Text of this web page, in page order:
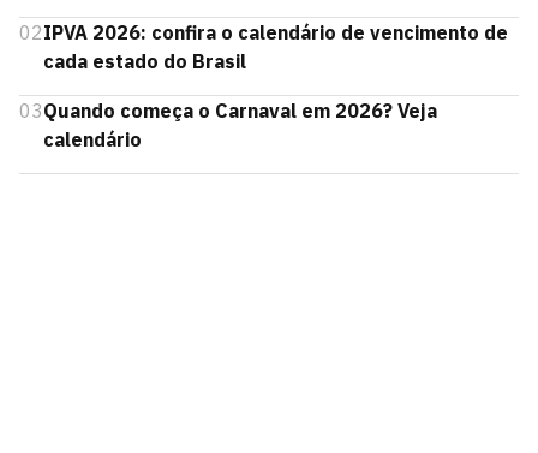
02IPVA 2026: confira o calendário de vencimento de
cada estado do Brasil
03Quando começa o Carnaval em 2026? Veja
calendário